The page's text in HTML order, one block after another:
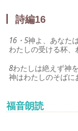
詩編16
16・5神よ、あなた
わたしの受ける杯、
8わたしは絶えず神を
神はわたしのそばに
福音朗読